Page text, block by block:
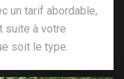
un tarif abordable,
suite à votre
soit le type.